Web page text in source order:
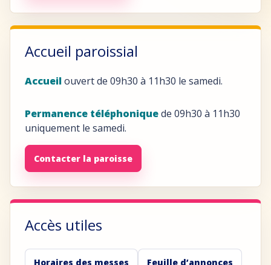
Accueil paroissial
Accueilouvert de 09h30 à 11h30 le samedi.
Permanence téléphoniquede 09h30 à 11h30
uniquement le samedi.
Contacter la paroisse
Accès utiles
Horaires des messes Feuille d’annonces